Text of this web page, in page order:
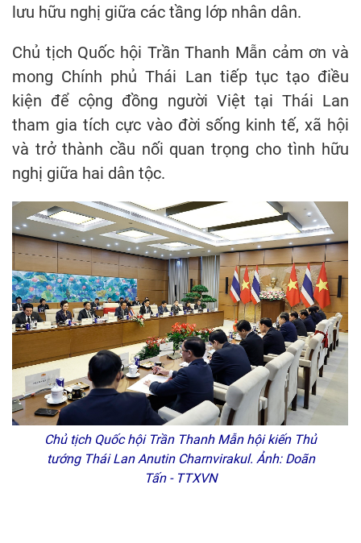
lưu hữu nghị giữa các tầng lớp nhân dân.
Chủ tịch Quốc hội Trần Thanh Mẫn cảm ơn và
mong Chính phủ Thái Lan tiếp tục tạo điều
kiện để cộng đồng người Việt tại Thái Lan
tham gia tích cực vào đời sống kinh tế, xã hội
và trở thành cầu nối quan trọng cho tình hữu
nghị giữa hai dân tộc.
Chủ tịch Quốc hội Trần Thanh Mẫn hội kiến Thủ
tướng Thái Lan Anutin Charnvirakul. Ảnh: Doãn
Tấn - TTXVN